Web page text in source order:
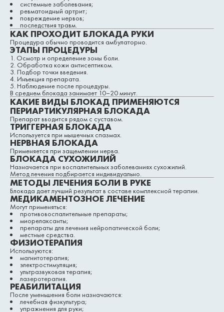
системные заболевания;
ревматоидный артрит;
повреждение нервов;
последствия травм.
КАК ПРОХОДИТ БЛОКАДА РУКИ
Процедура обычно проводится амбулаторно.
ЭТАПЫ ПРОЦЕДУРЫ
Осмотр и определение зоны боли.
Обработка кожи антисептиком.
Подбор точки введения.
Инъекция препарата.
Наблюдение после процедуры.
В среднем блокада занимает 10–20 минут.
КАКИЕ ВИДЫ БЛОКАД ПРИМЕНЯЮТСЯ
ПЕРИАРТИКУЛЯРНАЯ БЛОКАДА
Препарат вводится рядом с суставом.
ТРИГГЕРНАЯ БЛОКАДА
Используется при мышечных спазмах.
НЕРВНАЯ БЛОКАДА
Применяется при защемлении нерва.
БЛОКАДА СУХОЖИЛИЙ
Назначается при воспалительных заболеваниях сухожилий.
Метод лечения подбирается индивидуально.
МЕТОДЫ ЛЕЧЕНИЯ БОЛИ В РУКЕ
Блокада дает лучший результат в составе комплексной терапии.
МЕДИКАМЕНТОЗНОЕ ЛЕЧЕНИЕ
Могут применяться:
противовоспалительные препараты;
миорелаксанты;
препараты для лечения нейропатической боли;
местные средства.
ФИЗИОТЕРАПИЯ
Используются:
магнитотерапия;
электростимуляция;
ультразвуковая терапия;
лазеротерапия.
РЕАБИЛИТАЦИЯ
После уменьшения боли назначаются:
лечебная физкультура;
упражнения для руки;